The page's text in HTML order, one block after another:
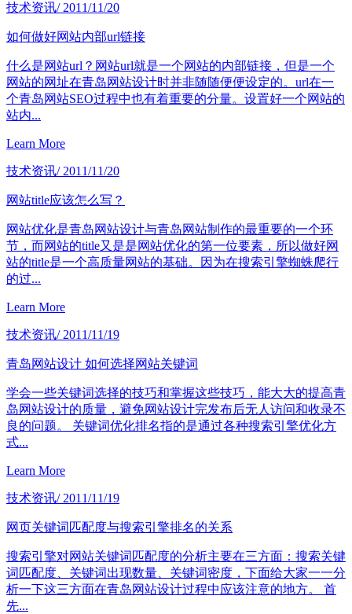
技术资讯/ 2011/11/20
如何做好网站内部url链接
什么是网站url？网站url就是一个网站的内部链接，但是一个
网站的网址在青岛网站设计时并非随随便便设定的。url在一
个青岛网站SEO过程中也有着重要的分量。设置好一个网站的
站内...
Learn More
技术资讯/ 2011/11/20
网站title应该怎么写？
网站优化是青岛网站设计与青岛网站制作的最重要的一个环
节，而网站的title又是是网站优化的第一位要素，所以做好网
站的title是一个高质量网站的基础。因为在搜索引擎蜘蛛爬行
的过...
Learn More
技术资讯/ 2011/11/19
青岛网站设计 如何选择网站关键词
学会一些关键词选择的技巧和掌握这些技巧，能大大的提高青
岛网站设计的质量，避免网站设计完发布后无人访问和收录不
良的问题。 关键词优化排名指的是通过各种搜索引擎优化方
式...
Learn More
技术资讯/ 2011/11/19
网页关键词匹配度与搜索引擎排名的关系
搜索引擎对网站关键词匹配度的分析主要在三方面：搜索关键
词匹配度、关键词出现数量、关键词密度，下面给大家一一分
析一下这三方面在青岛网站设计过程中应该注意的地方。 首
先...